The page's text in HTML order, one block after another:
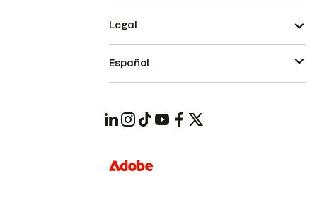
Legal
Español